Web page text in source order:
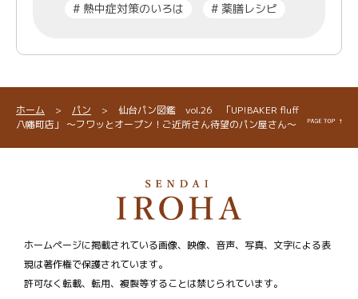
# 熱中症対策のいろは # 薬膳レシピ
ホーム > パン >
仙台パン図鑑 vol.26 「UP!BAKER fluff
八幡町店」 ～フワッとオープン！ご近所さん待望のパン屋さん～
ホームページに掲載されている画像、映像、音声、写真、文字による表
現は著作権で保護されています。
許可なく転載、転用、複製等することは禁じられています。